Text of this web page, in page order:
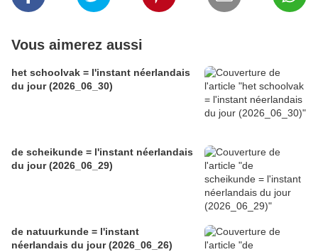
Vous aimerez aussi
het schoolvak = l'instant néerlandais
du jour (2026_06_30)
de scheikunde = l'instant néerlandais
du jour (2026_06_29)
de natuurkunde = l'instant
néerlandais du jour (2026_06_26)